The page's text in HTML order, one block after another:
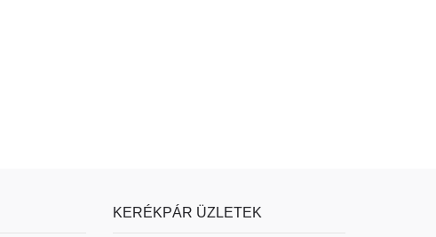
KERÉKPÁR ÜZLETEK